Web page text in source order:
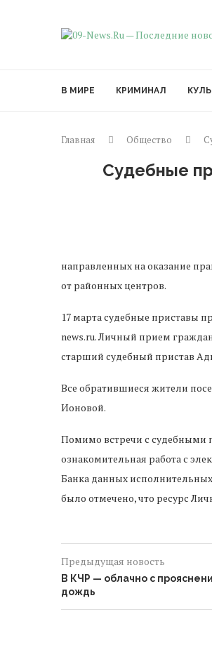
В МИРЕ КРИМИНАЛ
Главная Общество
Судебные
направленных на оказание
от районных центров.
17 марта судебные приставы
news.ru. Личный прием
старший судебный пристав
Все обратившиеся жители
Ионовой.
Помимо встречи с судебными
ознакомительная работа с
Банка данных
было отмечено, что ресурс
Предыдущая новость
В КЧР — облачно с
дождь